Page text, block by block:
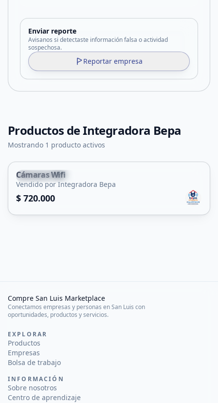
Enviar reporte
Avisanos si detectaste información falsa o actividad
sospechosa.
Reportar empresa
Productos deIntegradora Bepa
Mostrando 1 producto activos
Villa Mercedes
Cámaras Wifi
Vendido por Integradora Bepa
$ 720.000
Compre San Luis Marketplace
Conectamos empresas y personas en San Luis con
oportunidades, productos y servicios.
EXPLORAR
Productos
Empresas
Bolsa de trabajo
INFORMACIÓN
Sobre nosotros
Centro de aprendizaje